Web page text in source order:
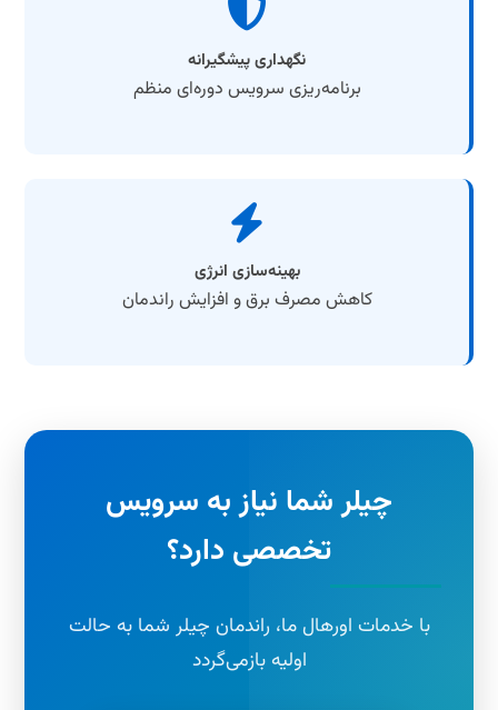
نگهداری پیشگیرانه
برنامه‌ریزی سرویس دوره‌ای منظم
بهینه‌سازی انرژی
کاهش مصرف برق و افزایش راندمان
چیلر شما نیاز به سرویس
تخصصی دارد؟
با خدمات اورهال ما، راندمان چیلر شما به حالت
اولیه بازمی‌گردد